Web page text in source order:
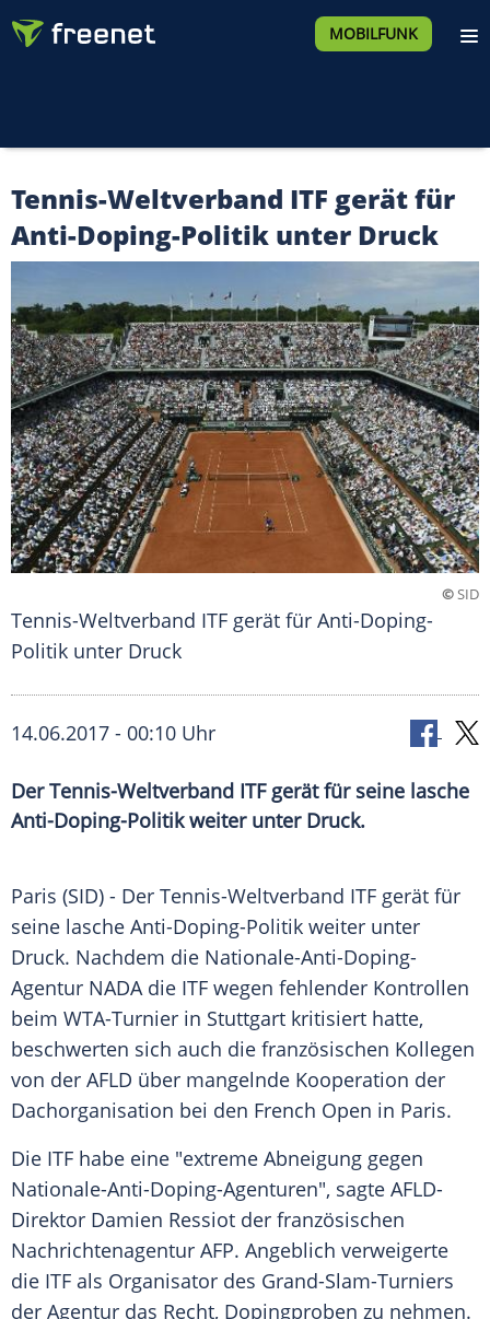
MOBILFUNK
Tennis-Weltverband ITF gerät für
Anti-Doping-Politik unter Druck
©SID
Tennis-Weltverband ITF gerät für Anti-Doping-
Politik unter Druck
14.06.2017 - 00:10 Uhr
Der Tennis-Weltverband ITF gerät für seine lasche
Anti-Doping-Politik weiter unter Druck.
Paris (SID) - Der Tennis-Weltverband ITF gerät für
seine lasche Anti-Doping-Politik weiter unter
Druck. Nachdem die Nationale-Anti-Doping-
Agentur NADAdie ITF wegen fehlender Kontrollen
beim WTA-Turnier in Stuttgart kritisiert hatte,
beschwerten sich auch die französischen Kollegen
von der AFLD über mangelnde Kooperation der
Dachorganisation bei den French Open in Paris.
Die ITF habe eine "extreme Abneigung gegen
Nationale-Anti-Doping-Agenturen", sagte AFLD-
Direktor Damien Ressiot der französischen
Nachrichtenagentur AFP. Angeblich verweigerte
die ITF als Organisator des Grand-Slam-Turniers
der Agentur das Recht, Dopingproben zu nehmen.